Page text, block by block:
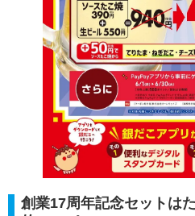
創業17周年記念セットは